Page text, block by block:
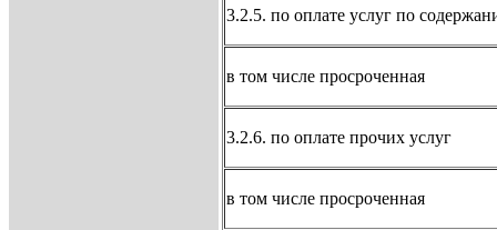
3.2.5. по оплате услуг по
в том числе просроченная
3.2.6. по оплате прочих услуг
в том числе просроченная